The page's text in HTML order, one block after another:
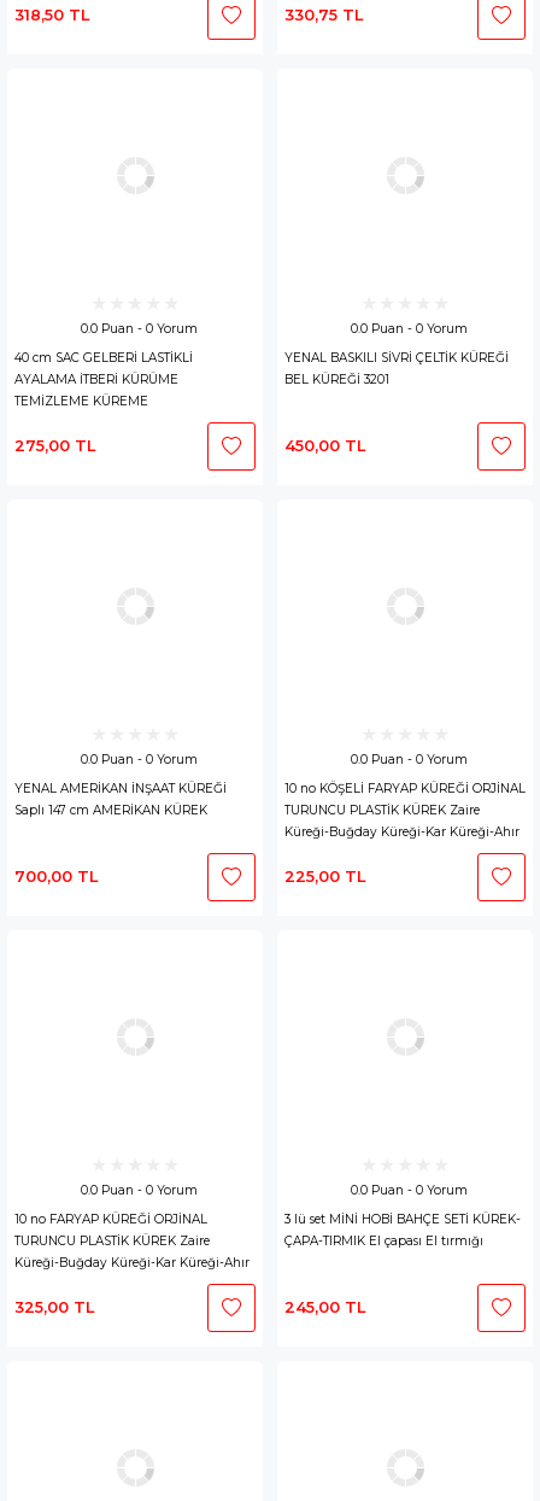
318,50 TL 330,75 TL
0.0 Puan - 0 Yorum
40 cm SAC GELBERİ LASTİKLİ
AYALAMA İTBERİ KÜRÜME
TEMİZLEME KÜREME
275,00 TL
0.0 Puan - 0 Yorum
YENAL BASKILI SİVRİ ÇELTİK KÜREĞİ
BEL KÜREĞİ 3201
450,00 TL
0.0 Puan - 0 Yorum
YENAL AMERİKAN İNŞAAT KÜREĞİ
Saplı 147 cm AMERİKAN KÜREK
700,00 TL
0.0 Puan - 0 Yorum
10 no KÖŞELİ FARYAP KÜREĞİ ORJİNAL
TURUNCU PLASTİK KÜREK Zaire
Küreği-Buğday Küreği-Kar Küreği-Ahır
225,00 TL
0.0 Puan - 0 Yorum
10 no FARYAP KÜREĞİ ORJİNAL
TURUNCU PLASTİK KÜREK Zaire
Küreği-Buğday Küreği-Kar Küreği-Ahır
325,00 TL
0.0 Puan - 0 Yorum
3 lü set MİNİ HOBİ BAHÇE SETİ KÜREK-
ÇAPA-TIRMIK El çapası El tırmığı
245,00 TL